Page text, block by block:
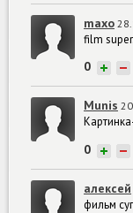
maxo
film super.
0 + −
Munis
0 + −
алексей
фильм